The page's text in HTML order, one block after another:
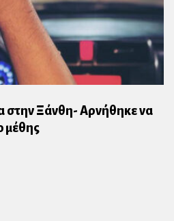
στην Ξάνθη- Αρνήθηκε να
μέθης